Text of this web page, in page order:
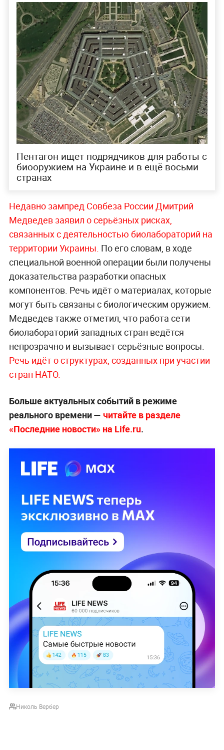
Пентагон ищет подрядчиков для работы с
биооружием на Украине и в ещё восьми
странах
Недавно зампред Совбеза России Дмитрий
Медведев заявил о серьёзных рисках,
связанных с деятельностью биолабораторий на
территории Украины. По его словам, в ходе
специальной военной операции были получены
доказательства разработки опасных
компонентов. Речь идёт о материалах, которые
могут быть связаны с биологическим оружием.
Медведев также отметил, что работа сети
биолабораторий западных стран ведётся
непрозрачно и вызывает серьёзные вопросы.
Речь идёт о структурах, созданных при участии
стран НАТО.
Больше актуальных событий в режиме
реального времени — читайте в разделе
«Последние новости» на Life.ru.
Николь Вербер